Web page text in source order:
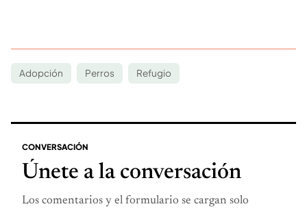
Adopción Perros Refugio
CONVERSACIÓN
Únete a la conversación
Los comentarios y el formulario se cargan solo